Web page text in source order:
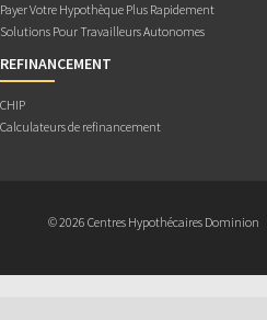
Payer Votre Hypothèque Plus Rapidement
Solutions Pour Travailleurs Autonomes
REFINANCEMENT
CHIP
Calculateurs de refinancement
© 2026 Centres Hypothécaires Dominion